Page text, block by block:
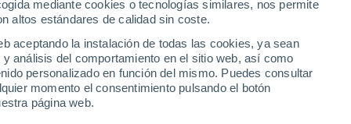
mediante cookies o tecnologías similares, nos permite
altos estándares de calidad sin coste.
aceptando la instalación de todas las cookies, ya sean
análisis del comportamiento en el sitio web, así como
personalizado en función del mismo. Puedes consultar
momento el consentimiento pulsando el botón
página web.
...
Por hora